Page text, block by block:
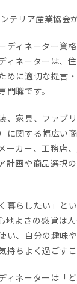
テリア産業協会
ディネーター資格
ィネーターは、
めに適切な提言
門職です。
、家具、ファブ
に関する幅広い
ーカー、工務店
計画や商品選択
暮らしたい」と
地よさの感覚は
い、自分の趣味
持ちよく過ごすこ
ィネーターは「